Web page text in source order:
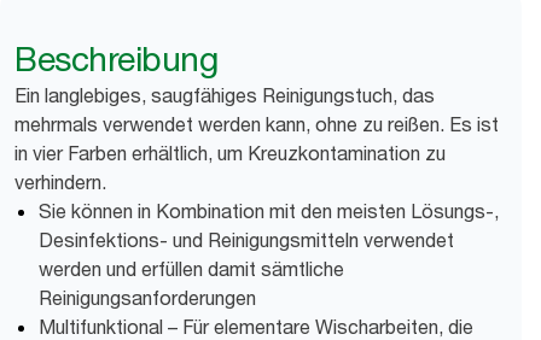
Beschreibung
Ein langlebiges, saugfähiges Reinigungstuch, das
mehrmals verwendet werden kann, ohne zu reißen. Es ist
in vier Farben erhältlich, um Kreuzkontamination zu
verhindern.
Sie können in Kombination mit den meisten Lösungs-,
Desinfektions- und Reinigungsmitteln verwendet
werden und erfüllen damit sämtliche
Reinigungsanforderungen
Multifunktional – Für elementare Wischarbeiten, die